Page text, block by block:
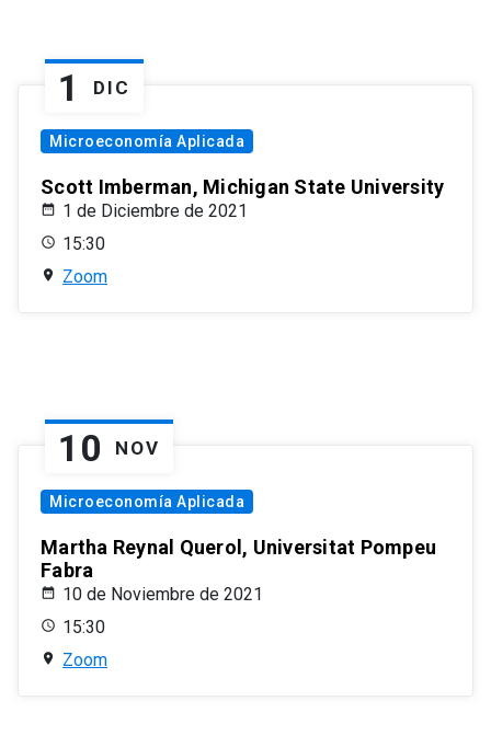
1 DIC
Microeconomía Aplicada
Scott Imberman, Michigan State University
1 de Diciembre de 2021
15:30
Zoom
10 NOV
Microeconomía Aplicada
Martha Reynal Querol, Universitat Pompeu
Fabra
10 de Noviembre de 2021
15:30
Zoom